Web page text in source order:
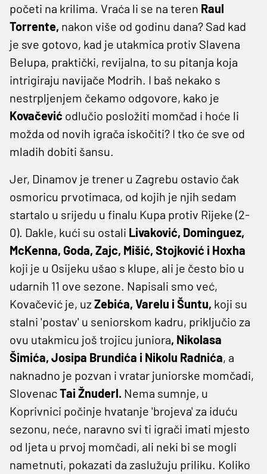
početi na krilima. Vraća li se na teren Raul
Torrente, nakon više od godinu dana? Sad kad
je sve gotovo, kad je utakmica protiv Slavena
Belupa, praktički, revijalna, to su pitanja koja
intrigiraju navijače Modrih. I baš nekako s
nestrpljenjem čekamo odgovore, kako je
Kovačević odlučio posložiti momčad i hoće li
možda od novih igrača iskočiti? I tko će sve od
mladih dobiti šansu.
Jer, Dinamov je trener u Zagrebu ostavio čak
osmoricu prvotimaca, od kojih je njih sedam
startalo u srijedu u finalu Kupa protiv Rijeke (2-
0). Dakle, kući su ostali Livaković, Dominguez,
McKenna, Goda, Zajc, Mišić, Stojković i Hoxha
koji je u Osijeku ušao s klupe, ali je često bio u
udarnih 11 ove sezone. Napisali smo već,
Kovačević je, uzZebića, Varelu i Šuntu, koji su
stalni 'postav' u seniorskom kadru, priključio za
ovu utakmicu još trojicu juniora, Nikolasa
Šimića, Josipa Brundića i Nikolu Radnića, a
naknadno je pozvan i vratar juniorske momčadi,
SlovenacTai Žnuderl. Nema sumnje, u
Koprivnici počinje hvatanje 'brojeva' za iduću
sezonu, neće, naravno svi ti igrači imati mjesto
od ljeta u prvoj momčadi, ali neki bi se mogli
nametnuti, pokazati da zaslužuju priliku. Koliko